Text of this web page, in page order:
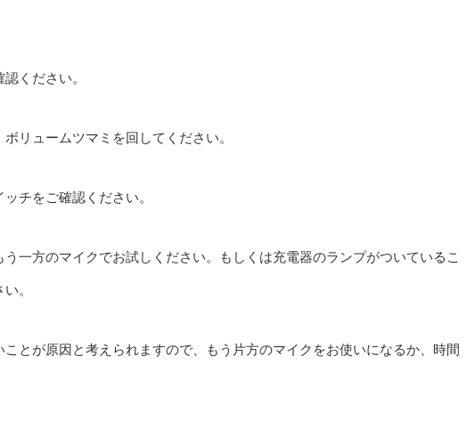
ください。
リュームツマミを回してください。
チをご確認ください。
一方のマイクでお試しください。もしくは充電器のランプがついているこ
。
とが原因と考えられますので、もう片方のマイクをお使いになるか、時間